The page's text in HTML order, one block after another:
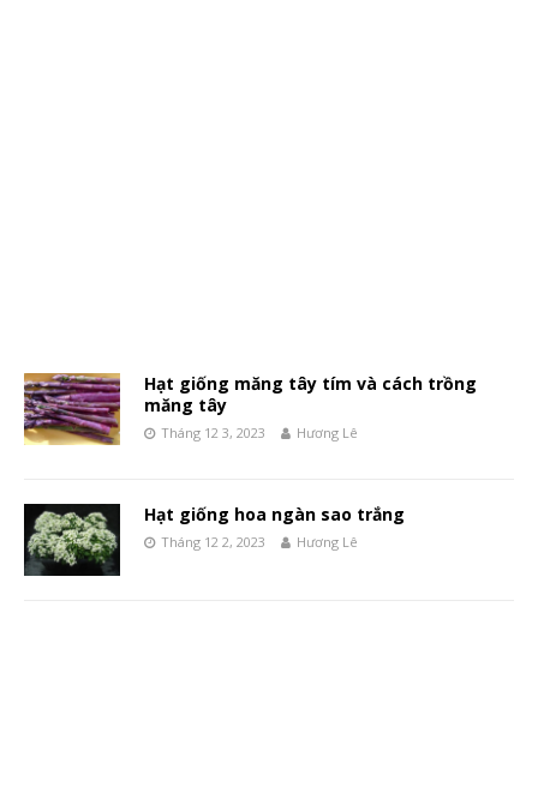
Hạt giống măng tây tím và cách trồng
măng tây
Tháng 12 3, 2023 Hương Lê
Hạt giống hoa ngàn sao trắng
Tháng 12 2, 2023 Hương Lê